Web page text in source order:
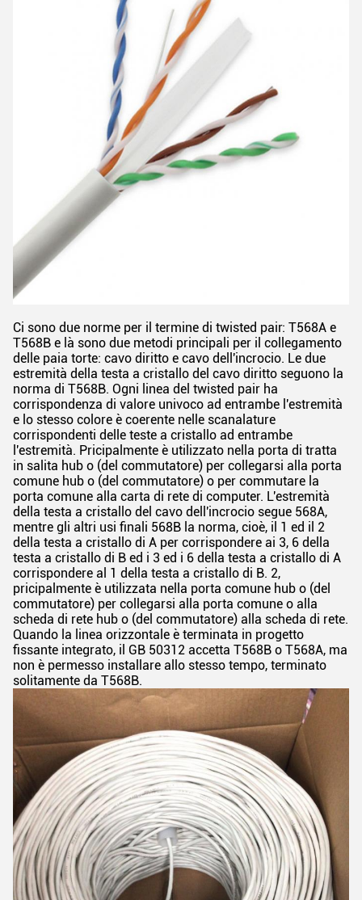
Ci sono due norme per il termine di twisted pair: T568A e
T568B e là sono due metodi principali per il collegamento
delle paia torte: cavo diritto e cavo dell'incrocio. Le due
estremità della testa a cristallo del cavo diritto seguono la
norma di T568B. Ogni linea del twisted pair ha
corrispondenza di valore univoco ad entrambe l'estremità
e lo stesso colore è coerente nelle scanalature
corrispondenti delle teste a cristallo ad entrambe
l'estremità. Pricipalmente è utilizzato nella porta di tratta
in salita hub o (del commutatore) per collegarsi alla porta
comune hub o (del commutatore) o per commutare la
porta comune alla carta di rete di computer. L'estremità
della testa a cristallo del cavo dell'incrocio segue 568A,
mentre gli altri usi finali 568B la norma, cioè, il 1 ed il 2
della testa a cristallo di A per corrispondere ai 3, 6 della
testa a cristallo di B ed i 3 ed i 6 della testa a cristallo di A
corrispondere al 1 della testa a cristallo di B. 2,
pricipalmente è utilizzata nella porta comune hub o (del
commutatore) per collegarsi alla porta comune o alla
scheda di rete hub o (del commutatore) alla scheda di rete.
Quando la linea orizzontale è terminata in progetto
fissante integrato, il GB 50312 accetta T568B o T568A, ma
non è permesso installare allo stesso tempo, terminato
solitamente da T568B.